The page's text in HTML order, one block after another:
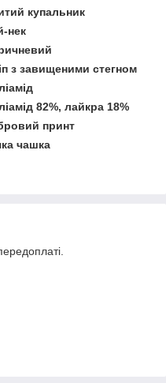
купальник
нек
з завищеними стегном
82%, лайкра 18%
принт
чашка